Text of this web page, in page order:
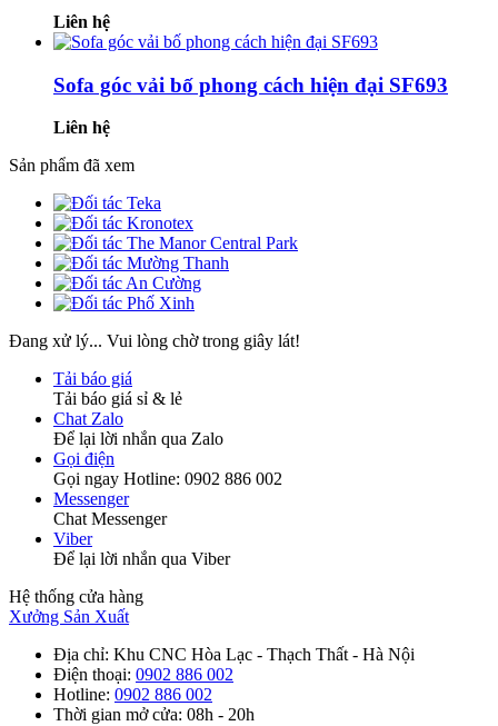
Liên hệ
Sofa góc vải bố phong cách hiện đại SF693
Liên hệ
Sản phẩm đã xem
Đang xử lý... Vui lòng chờ trong giây lát!
Tải báo giá
Tải báo giá sỉ & lẻ
Chat Zalo
Để lại lời nhắn qua Zalo
Gọi điện
Gọi ngay Hotline: 0902 886 002
Messenger
Chat Messenger
Viber
Để lại lời nhắn qua Viber
Hệ thống cửa hàng
Xưởng Sản Xuất
Địa chỉ: Khu CNC Hòa Lạc - Thạch Thất - Hà Nội
Điện thoại: 0902 886 002
Hotline: 0902 886 002
Thời gian mở cửa: 08h - 20h